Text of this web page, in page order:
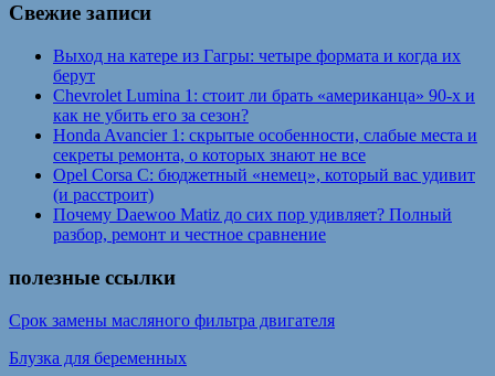
Свежие записи
Выход на катере из Гагры: четыре формата и когда их
берут
Chevrolet Lumina 1: стоит ли брать «американца» 90-х и
как не убить его за сезон?
Honda Avancier 1: скрытые особенности, слабые места и
секреты ремонта, о которых знают не все
Opel Corsa C: бюджетный «немец», который вас удивит
(и расстроит)
Почему Daewoo Matiz до сих пор удивляет? Полный
разбор, ремонт и честное сравнение
полезные ссылки
Срок замены масляного фильтра двигателя
Блузка для беременных